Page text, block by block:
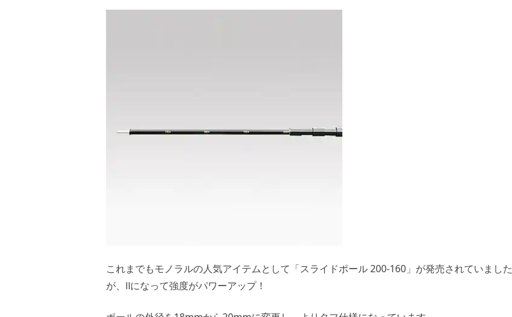
これまでもモノラルの人気アイテムとして「スライドポール 200-160」が発売されていました
が、Ⅱになって強度がパワーアップ！